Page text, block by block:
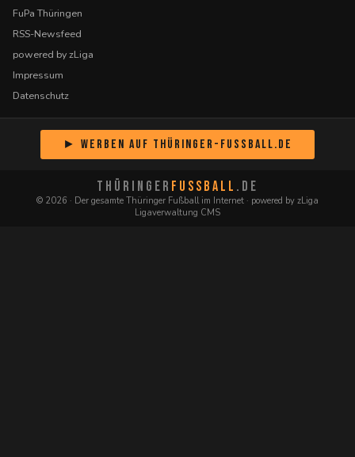
FuPa Thüringen
RSS-Newsfeed
powered by zLiga
Impressum
Datenschutz
► Werben auf Thüringer-Fussball.de
THÜRINGER FUSSBALL .DE
© 2026 · Der gesamte Thüringer Fußball im Internet · powered by zLiga
Ligaverwaltung CMS